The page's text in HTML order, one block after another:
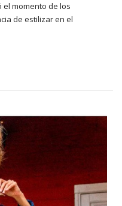
momento de los
de estilizar en el
más importante, ultra
en pocas
moda ya en el siglo XIV?